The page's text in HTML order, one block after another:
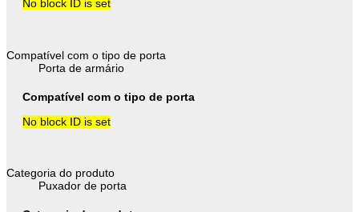
No block ID is set
Compatível com o tipo de porta
Porta de armário
Compatível com o tipo de porta
No block ID is set
Categoria do produto
Puxador de porta